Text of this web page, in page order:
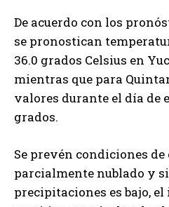
De acuerdo con los
se pronostican
36.0 grados Celsius en
mientras que para
valores durante el día de
grados.
Se prevén condiciones de
parcialmente nublado y
precipitaciones es bajo,